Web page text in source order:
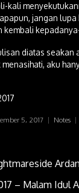
kali
jangan
kembali
diatas seakan
aku
5, 2017 | Notes |
– Malam Idul